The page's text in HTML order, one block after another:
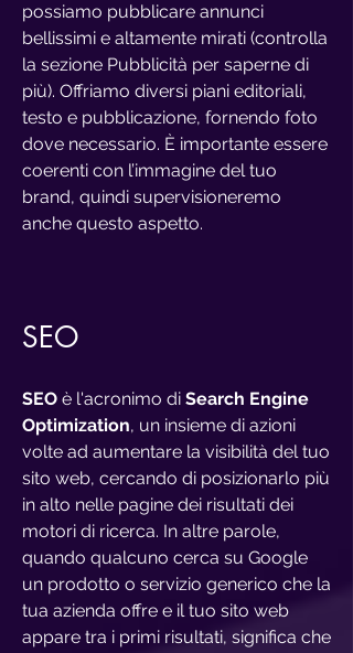
possiamo pubblicare annunci
bellissimi e altamente mirati (controlla
la sezione Pubblicità per saperne di
più). Offriamo diversi piani editoriali,
testo e pubblicazione, fornendo foto
dove necessario. È importante essere
coerenti con l’immagine del tuo
brand, quindi supervisioneremo
anche questo aspetto.
SEO
SEO è l'acronimo di Search Engine
Optimization, un insieme di azioni
volte ad aumentare la visibilità del tuo
sito web, cercando di posizionarlo più
in alto nelle pagine dei risultati dei
motori di ricerca. In altre parole,
quando qualcuno cerca su Google
un prodotto o servizio generico che la
tua azienda offre e il tuo sito web
appare tra i primi risultati, significa che